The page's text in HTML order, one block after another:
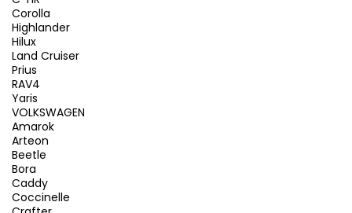
Corolla
Highlander
Hilux
Land Cruiser
Prius
RAV4
Yaris
VOLKSWAGEN
Amarok
Arteon
Beetle
Bora
Caddy
Coccinelle